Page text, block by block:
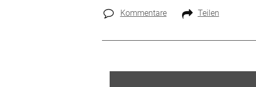
Kommentare Teilen